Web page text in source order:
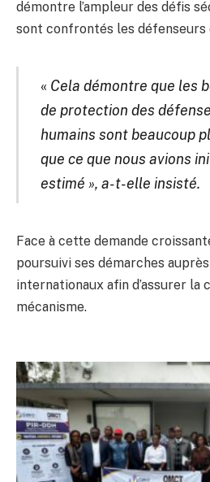
démontre l’ampleur des défis
sont confrontés les défenseurs
« Cela démontre que les
de protection des
humains sont beaucoup
que ce que nous avions
estimé », a-t-elle insisté.
Face à cette demande
poursuivi ses démarches
internationaux afin d’assurer la
mécanisme.